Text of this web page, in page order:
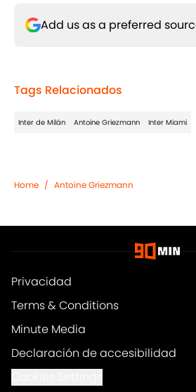
Add us as a preferred
Tags Relacionados
Inter de Milán Antoine Griezmann Inter Miami
Home / Antoine Griezmann
Privacidad
Terms & Conditions
Minute Media
Declaración de accesibilidad